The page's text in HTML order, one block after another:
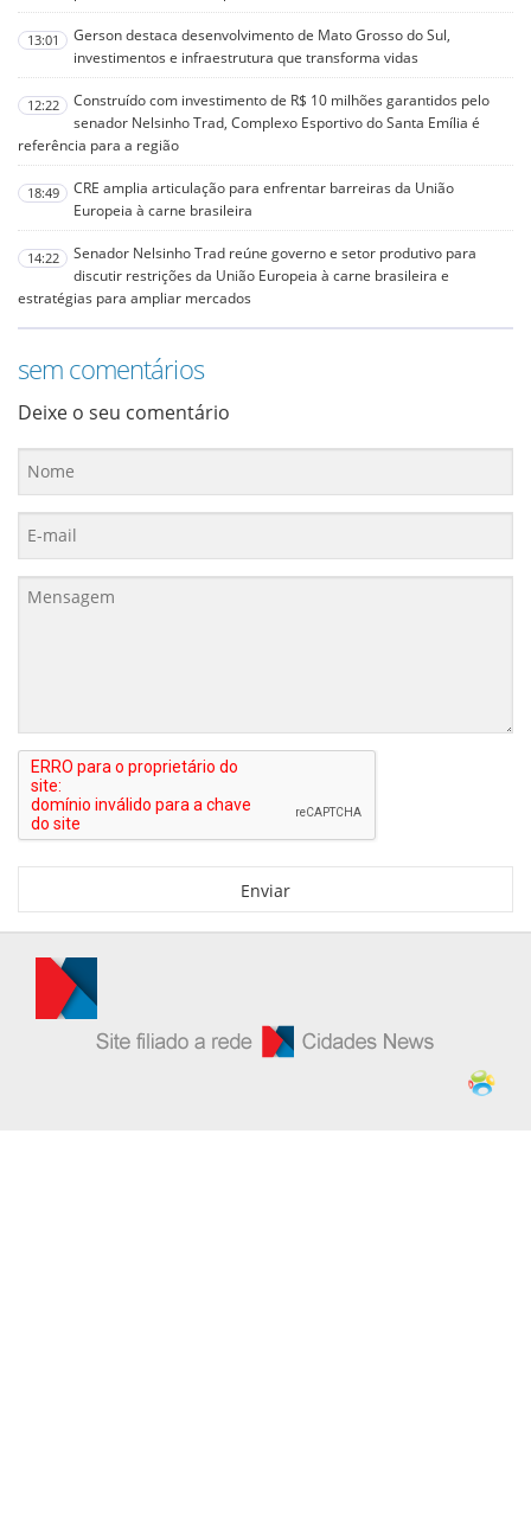
13:01
Gerson destaca desenvolvimento de Mato Grosso do Sul,
investimentos e infraestrutura que transforma vidas
12:22
Construído com investimento de R$ 10 milhões garantidos pelo
senador Nelsinho Trad, Complexo Esportivo do Santa Emília é
referência para a região
18:49
CRE amplia articulação para enfrentar barreiras da União
Europeia à carne brasileira
14:22
Senador Nelsinho Trad reúne governo e setor produtivo para
discutir restrições da União Europeia à carne brasileira e
estratégias para ampliar mercados
sem comentários
Deixe o seu comentário
Enviar